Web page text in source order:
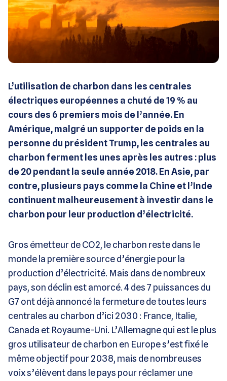
L’utilisation de charbon dans les centrales
électriques européennes a chuté de 19 % au
cours des 6 premiers mois de l’année. En
Amérique, malgré un supporter de poids en la
personne du président Trump, les centrales au
charbon ferment les unes après les autres : plus
de 20 pendant la seule année 2018. En Asie, par
contre, plusieurs pays comme la Chine et l’Inde
continuent malheureusement à investir dans le
charbon pour leur production d’électricité.
Gros émetteur de CO2, le charbon reste dans le
monde la première source d’énergie pour la
production d’électricité. Mais dans de nombreux
pays, son déclin est amorcé. 4 des 7 puissances du
G7 ont déjà annoncé la fermeture de toutes leurs
centrales au charbon d’ici 2030 : France, Italie,
Canada et Royaume-Uni. L’Allemagne qui est le plus
gros utilisateur de charbon en Europe s’est fixé le
même objectif pour 2038, mais de nombreuses
voix s’élèvent dans le pays pour réclamer une